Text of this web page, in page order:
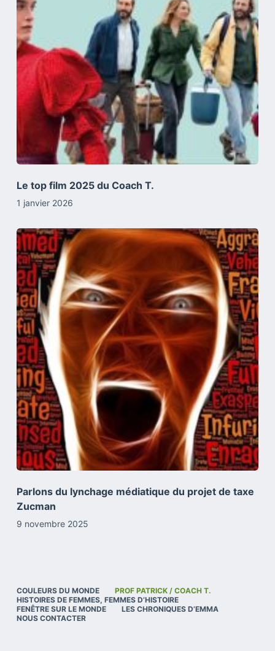
Le top film 2025 du Coach T.
1 janvier 2026
Parlons du lynchage médiatique du projet de taxe
Zucman
9 novembre 2025
COULEURS DU MONDE
PROF PATRICK / COACH T.
HISTOIRES DE FEMMES, FEMMES D’HISTOIRE
FENÊTRE SUR LE MONDE
LES CHRONIQUES D’EMMA
NOUS CONTACTER